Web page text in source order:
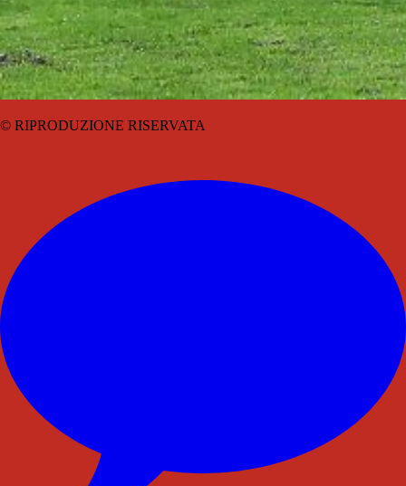
© RIPRODUZIONE RISERVATA